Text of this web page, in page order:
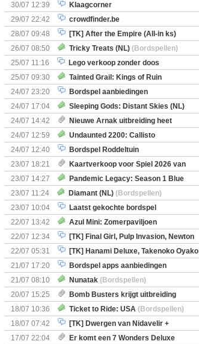
30/07 12:39
Klaagcorner
29/07 22:42
crowdfinder.be
28/07 09:48
[TK] After the Empire (All-in ks)
26/07 08:50
Tricky Treats (NL) (Bordspellen)
25/07 11:16
Lego verkoop zonder doos
25/07 09:30
Tainted Grail: Kings of Ruin
Uitbreiding: Wyrd Encounters(Bordspellen)
24/07 23:20
Bordspel aanbiedingen
24/07 17:04
Sleeping Gods: Distant Skies (NL)
(Bordspellen)
24/07 14:42
Nieuwe Arnak uitbreiding heet
Surprise Shipments
24/07 12:59
Undaunted 2200: Callisto
(Bordspellen)
24/07 12:40
Bordspel Roddeltuin
23/07 18:21
Kaartverkoop voor Spiel 2026 van
start
23/07 14:27
Pandemic Legacy: Season 1 Blue
(Bordspellen)
23/07 11:24 Diamant (NL) (Bordspellen)
23/07 10:04
Laatst gekochte bordspel
22/07 13:42
Azul Mini: Zomerpaviljoen
(Bordspellen)
22/07 12:34
[TK] Final Girl, Pulp Invasion, Newton
& Great Discoveries
22/07 05:31
[TK] Hanami Deluxe, Takenoko Oyako
bigbox
21/07 17:20
Bordspel apps aanbiedingen
21/07 08:10
Nunatak (Bordspellen)
20/07 15:25
Bomb Busters krijgt uitbreiding
genaamd Pro Kit
18/07 10:36 Ticket to Ride: USA (Bordspellen)
18/07 07:42
[TK] Dwergen van Nidavelir +
Sherlock Holmes Consulting Detective
17/07 22:04
Er komt een 7 Wonders Deluxe